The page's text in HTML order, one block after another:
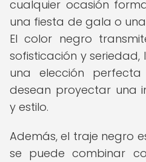
cualquier ocasión
una fiesta de gala o
El color negro
sofisticación y seriedad,
una elección
desean proyectar una
y estilo.
Además, el traje negro
se puede combinar